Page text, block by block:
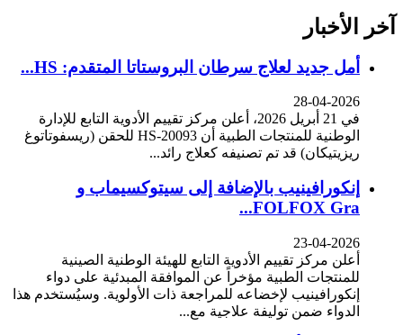
آخر الأخبار
أمل جديد لعلاج سرطان البروستاتا المتقدم: HS...
28-04-2026
في 21 أبريل 2026، أعلن مركز تقييم الأدوية التابع للإدارة
الوطنية للمنتجات الطبية أن HS-20093 للحقن (ريسفوتاتوغ
ريزيتيكان) قد تم تصنيفه كعلاج رائد...
إنكورافينيب بالإضافة إلى سيتوكسيماب و
FOLFOX Gra...
23-04-2026
أعلن مركز تقييم الأدوية التابع للهيئة الوطنية الصينية
للمنتجات الطبية مؤخراً عن الموافقة المبدئية على دواء
إنكورافينيب لإخضاعه للمراجعة ذات الأولوية. وسيُستخدم هذا
الدواء ضمن توليفة علاجية مع...